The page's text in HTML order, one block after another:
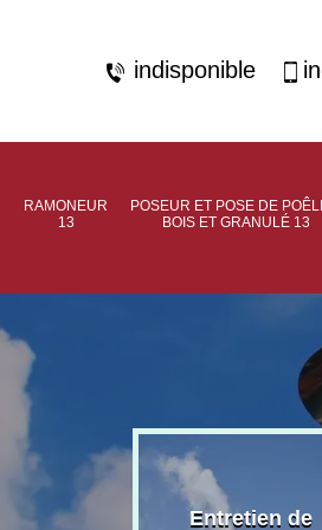
indisponible
RAMONEUR
13
POSEUR ET POSE DE
BOIS ET GRANULÉ 13
de
Entretien de